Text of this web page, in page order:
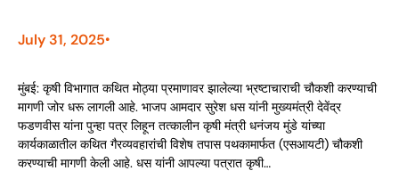
July 31, 2025•
मुंबई: कृषी विभागात कथित मोठ्या प्रमाणावर झालेल्या भ्रष्टाचाराची चौकशी करण्याची
मागणी जोर धरू लागली आहे. भाजप आमदार सुरेश धस यांनी मुख्यमंत्री देवेंद्र
फडणवीस यांना पुन्हा पत्र लिहून तत्कालीन कृषी मंत्री धनंजय मुंडे यांच्या
कार्यकाळातील कथित गैरव्यवहारांची विशेष तपास पथकामार्फत (एसआयटी) चौकशी
करण्याची मागणी केली आहे. धस यांनी आपल्या पत्रात कृषी…